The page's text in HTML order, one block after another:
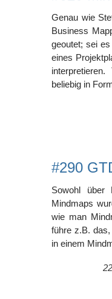
Genau wie
Business
geoutet; sei
eines
beliebig in
#290
Sowohl
Mindmaps
wie man
führe z.B.
in einem